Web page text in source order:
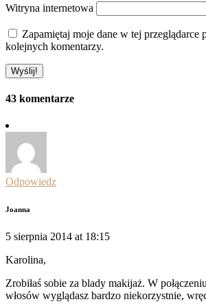
Witryna internetowa
Zapamiętaj moje dane w tej przeglądarce
kolejnych komentarzy.
43 komentarze
Odpowiedz
Joanna
5 sierpnia 2014 at 18:15
Karolina,
Zrobiłaś sobie za blady makijaż. W
włosów wyglądasz bardzo niekorzystnie,